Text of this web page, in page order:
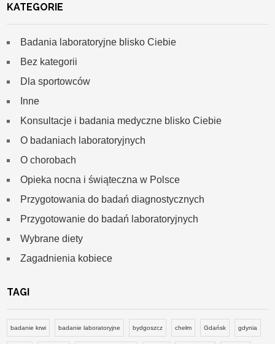
KATEGORIE
Badania laboratoryjne blisko Ciebie
Bez kategorii
Dla sportowców
Inne
Konsultacje i badania medyczne blisko Ciebie
O badaniach laboratoryjnych
O chorobach
Opieka nocna i świąteczna w Polsce
Przygotowania do badań diagnostycznych
Przygotowanie do badań laboratoryjnych
Wybrane diety
Zagadnienia kobiece
TAGI
badanie krwi badanie laboratoryjne bydgoszcz chełm Gdańsk gdynia